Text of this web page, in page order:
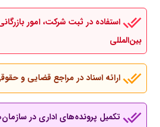
استفاده در ثبت شرکت، امور
بین‌المللی
ارائه اسناد در مراجع قضایی و
تکمیل پرونده‌های اداری در